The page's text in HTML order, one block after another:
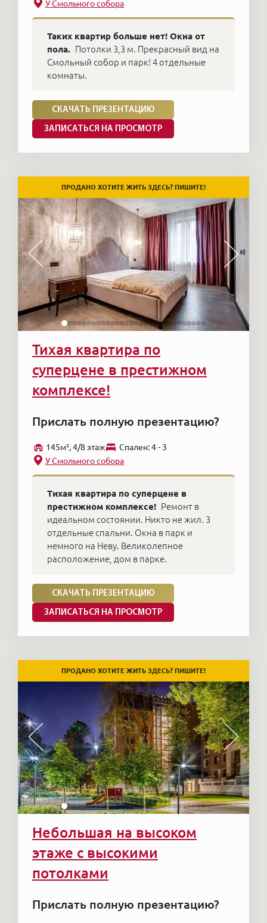
У Смольного собора
Таких квартир больше нет! Окна от
пола. Потолки 3,3 м. Прекрасный вид на
Смольный собор и парк! 4 отдельные
комнаты.
СКАЧАТЬ ПРЕЗЕНТАЦИЮ
ЗАПИСАТЬСЯ НА ПРОСМОТР
ПРОДАНО ХОТИТЕ ЖИТЬ ЗДЕСЬ? ПИШИТЕ!
Тихая квартира по
суперцене в престижном
комплексе!
Прислать полную презентацию?
145м², 4/8 этаж
Cпален: 4 - 3
У Смольного собора
Тихая квартира по суперцене в
престижном комплексе! Ремонт в
идеальном состоянии. Никто не жил. 3
отдельные спальни. Окна в парк и
немного на Неву. Великолепное
расположение, дом в парке.
СКАЧАТЬ ПРЕЗЕНТАЦИЮ
ЗАПИСАТЬСЯ НА ПРОСМОТР
ПРОДАНО ХОТИТЕ ЖИТЬ ЗДЕСЬ? ПИШИТЕ!
Небольшая на высоком
этаже с высокими
потолками
Прислать полную презентацию?